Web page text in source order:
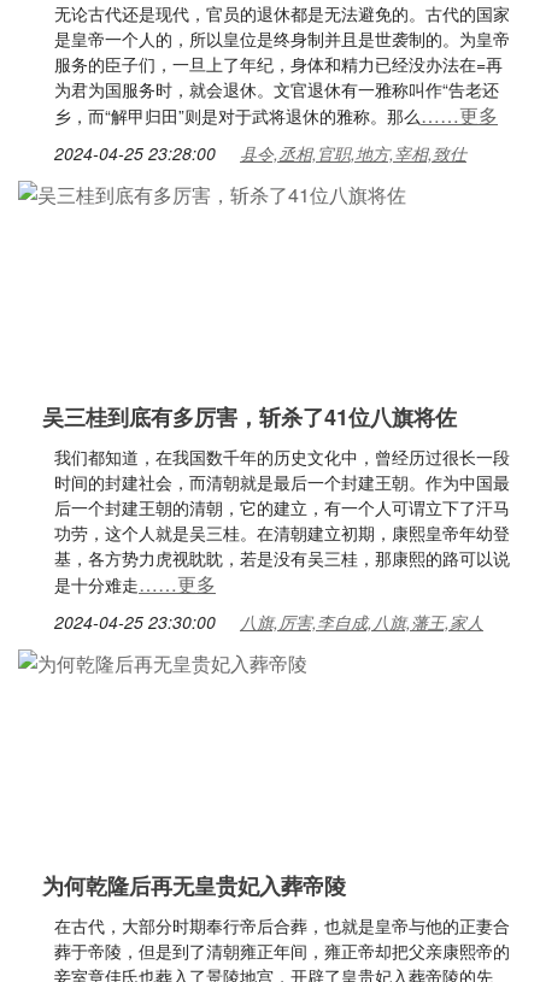
无论古代还是现代，官员的退休都是无法避免的。古代的国家
是皇帝一个人的，所以皇位是终身制并且是世袭制的。为皇帝
服务的臣子们，一旦上了年纪，身体和精力已经没办法在=再
为君为国服务时，就会退休。文官退休有一雅称叫作“告老还
乡，而“解甲归田”则是对于武将退休的雅称。那么……更多
2024-04-25 23:28:00 县令,丞相,官职,地方,宰相,致仕
吴三桂到底有多厉害，斩杀了41位八旗将佐
我们都知道，在我国数千年的历史文化中，曾经历过很长一段
时间的封建社会，而清朝就是最后一个封建王朝。作为中国最
后一个封建王朝的清朝，它的建立，有一个人可谓立下了汗马
功劳，这个人就是吴三桂。在清朝建立初期，康熙皇帝年幼登
基，各方势力虎视眈眈，若是没有吴三桂，那康熙的路可以说
是十分难走……更多
2024-04-25 23:30:00 八旗,厉害,李自成,八旗,藩王,家人
为何乾隆后再无皇贵妃入葬帝陵
在古代，大部分时期奉行帝后合葬，也就是皇帝与他的正妻合
葬于帝陵，但是到了清朝雍正年间，雍正帝却把父亲康熙帝的
妾室章佳氏也葬入了景陵地宫，开辟了皇贵妃入葬帝陵的先